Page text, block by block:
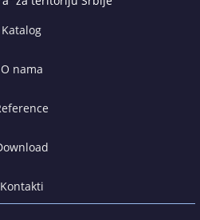
Katalog
O nama
Kontakti